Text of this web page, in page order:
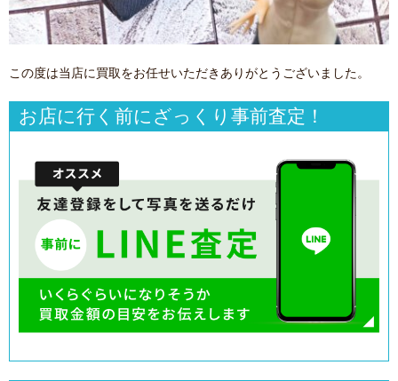
この度は当店に買取をお任せいただきありがとうございました。
お店に行く前にざっくり事前査定！